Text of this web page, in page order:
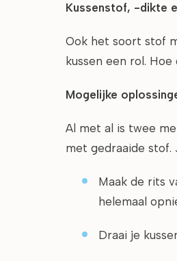
Kussenstof, -dikte
Ook het soort stof
kussen een rol.
Mogelijke
Al met al is twee
met gedraaide stof.
Maak de rits
helemaal
Draai je